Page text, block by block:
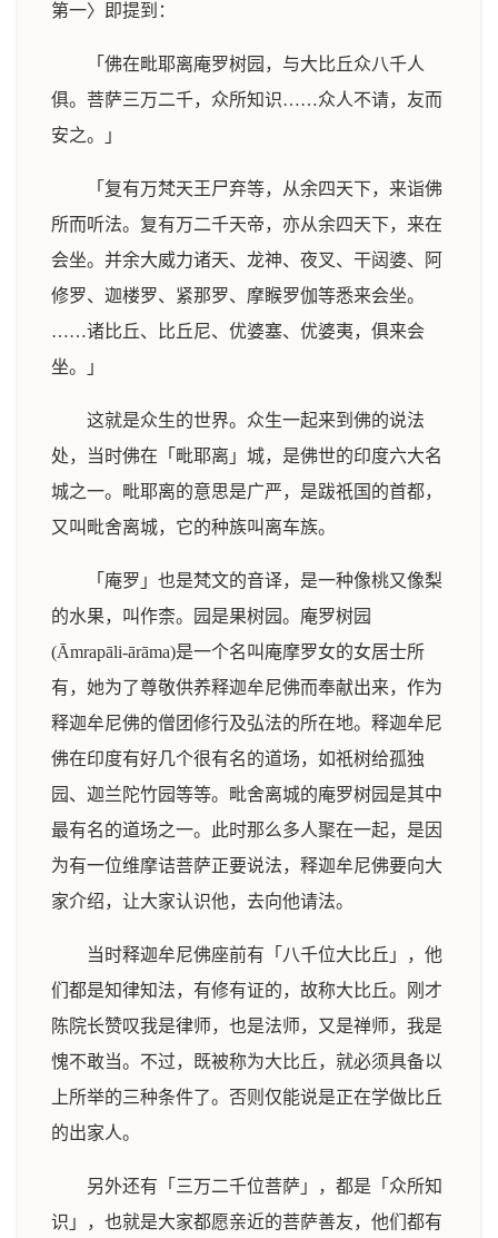
第一〉即提到：
「佛在毗耶离庵罗树园，与大比丘众八千人
俱。菩萨三万二千，众所知识……众人不请，友而
安之。」
「复有万梵天王尸弃等，从余四天下，来诣佛
所而听法。复有万二千天帝，亦从余四天下，来在
会坐。并余大威力诸天、龙神、夜叉、干闼婆、阿
修罗、迦楼罗、紧那罗、摩睺罗伽等悉来会坐。
……诸比丘、比丘尼、优婆塞、优婆夷，俱来会
坐。」
这就是众生的世界。众生一起来到佛的说法
处，当时佛在「毗耶离」城，是佛世的印度六大名
城之一。毗耶离的意思是广严，是跋祇国的首都，
又叫毗舍离城，它的种族叫离车族。
「庵罗」也是梵文的音译，是一种像桃又像梨
的水果，叫作柰。园是果树园。庵罗树园
(Āmrapāli-ārāma)是一个名叫庵摩罗女的女居士所
有，她为了尊敬供养释迦牟尼佛而奉献出来，作为
释迦牟尼佛的僧团修行及弘法的所在地。释迦牟尼
佛在印度有好几个很有名的道场，如祇树给孤独
园、迦兰陀竹园等等。毗舍离城的庵罗树园是其中
最有名的道场之一。此时那么多人聚在一起，是因
为有一位维摩诘菩萨正要说法，释迦牟尼佛要向大
家介绍，让大家认识他，去向他请法。
当时释迦牟尼佛座前有「八千位大比丘」，他
们都是知律知法，有修有证的，故称大比丘。刚才
陈院长赞叹我是律师，也是法师，又是禅师，我是
愧不敢当。不过，既被称为大比丘，就必须具备以
上所举的三种条件了。否则仅能说是正在学做比丘
的出家人。
另外还有「三万二千位菩萨」，都是「众所知
识」，也就是大家都愿亲近的菩萨善友，他们都有